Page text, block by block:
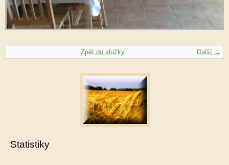
Další →
Zpět do složky
Statistiky